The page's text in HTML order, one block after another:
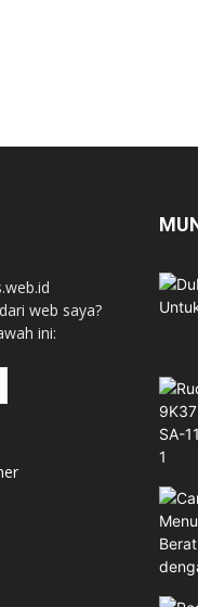
web saya?
ini: